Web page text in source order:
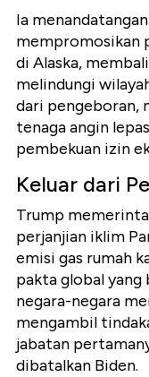
Ia
mempromosikan
di Alaska,
melindungi
dari pengeboran,
tenaga angin
pembekuan izin
Keluar dari
Trump
perjanjian iklim
emisi gas rumah
pakta global
negara-negara
mengambil
jabatan
dibatalkan Biden.